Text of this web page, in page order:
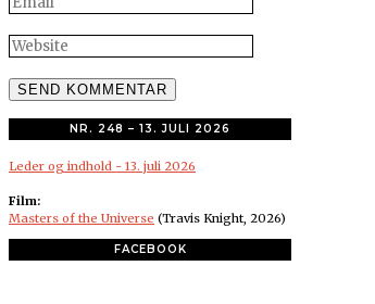
NR. 248 – 13. JULI 2026
Leder og indhold - 13. juli 2026
Film:
Masters of the Universe (Travis Knight, 2026)
FACEBOOK